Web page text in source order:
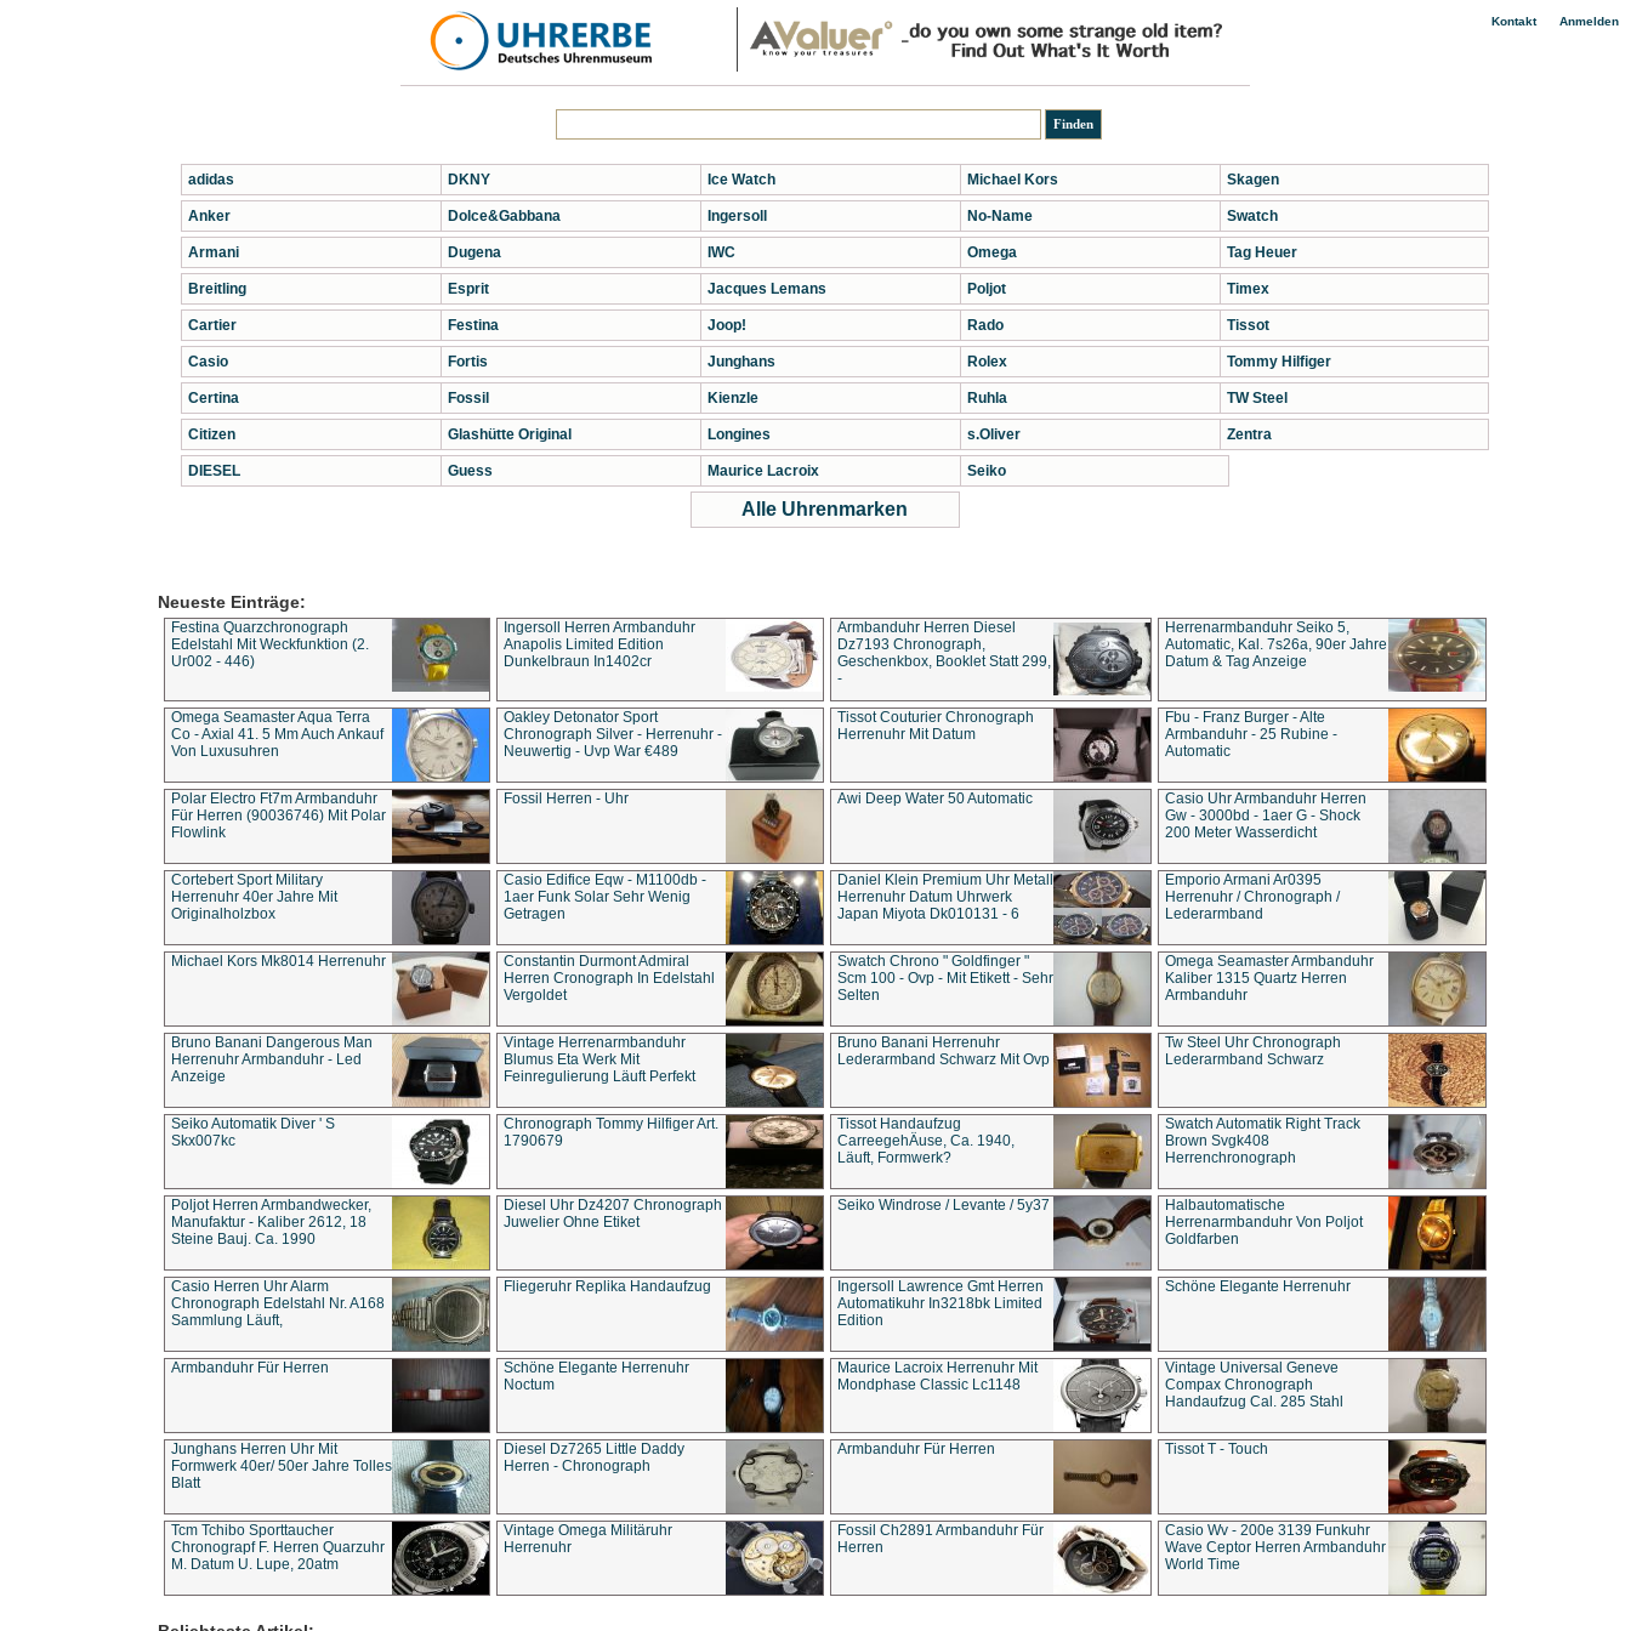
Kontakt| Anmelden
adidas
Anker
Armani
Breitling
Cartier
Casio
Certina
Citizen
DIESEL
DKNY
Dolce&Gabbana
Dugena
Esprit
Festina
Fortis
Fossil
Glashütte Original
Guess
Ice Watch
Ingersoll
IWC
Jacques Lemans
Joop!
Junghans
Kienzle
Longines
Maurice Lacroix
Michael Kors
No-Name
Omega
Poljot
Rado
Rolex
Ruhla
s.Oliver
Seiko
Skagen
Swatch
Tag Heuer
Timex
Tissot
Tommy Hilfiger
TW Steel
Zentra
Alle Uhrenmarken
Neueste Einträge:
Festina Quarzchronograph
Edelstahl Mit Weckfunktion (2.
Ur002 - 446)
Ingersoll Herren Armbanduhr
Anapolis Limited Edition
Dunkelbraun In1402cr
Armbanduhr Herren Diesel
Dz7193 Chro­no­graph,
Geschenkbox, Booklet Statt 299,
-
Herrenarmbanduhr Seiko 5,
Automatic, Kal. 7s26a, 90er Jahre
Datum & Tag Anzeige
Omega Seamaster Aqua Terra
Co - Axial 41. 5 Mm Auch Ankauf
Von Luxusuhren
Oakley Detonator Sport
Chronograph Silver - Herrenuhr -
Neuwertig - Uvp War €489
Tissot Couturier Chronograph
Herrenuhr Mit Datum
Fbu - Franz Burger - Alte
Armbanduhr - 25 Rubine -
Automatic
Polar Electro Ft7m Armbanduhr
Für Herren (90036746) Mit Polar
Flowlink
Fossil Herren - Uhr Awi Deep Water 50 Automatic
Casio Uhr Armbanduhr Herren
Gw - 3000bd - 1aer G - Shock
200 Meter Wasserdicht
Cortebert Sport Military
Herrenuhr 40er Jahre Mit
Originalholzbox
Casio Edifice Eqw - M1100db -
1aer Funk Solar Sehr Wenig
Getragen
Daniel Klein Premium Uhr Metall
Herrenuhr Datum Uhrwerk
Japan Miyota Dk010131 - 6
Emporio Armani Ar0395
Herrenuhr / Chronograph /
Lederarmband
Michael Kors Mk8014 Herrenuhr
Constantin Durmont Admiral
Herren Cronograph In Edelstahl
Vergoldet
Swatch Chrono " Goldfinger "
Scm 100 - Ovp - Mit Etikett - Sehr
Selten
Omega Seamaster Armbanduhr
Kaliber 1315 Quartz Herren
Armbanduhr
Bruno Banani Dangerous Man
Herrenuhr Armbanduhr - Led
Anzeige
Vintage Herrenarmbanduhr
Blumus Eta Werk Mit
Feinregulierung Läuft Perfekt
Bruno Banani Herrenuhr
Lederarmband Schwarz Mit Ovp
Tw Steel Uhr Chronograph
Lederarmband Schwarz
Seiko Automatik Diver ' S
Skx007kc
Chronograph Tommy Hilfiger Art.
1790679
Tissot Handaufzug
CarreegehÄuse, Ca. 1940,
Läuft, Formwerk?
Swatch Automatik Right Track
Brown Svgk408
Herrenchronograph
Poljot Herren Armbandwecker,
Manufaktur - Kaliber 2612, 18
Steine Bauj. Ca. 1990
Diesel Uhr Dz4207 Chronograph
Juwelier Ohne Etiket
Seiko Windrose / Levante / 5y37
Halbautomatische
Herrenarmbanduhr Von Poljot
Goldfarben
Casio Herren Uhr Alarm
Chronograph Edelstahl Nr. A168
Sammlung Läuft,
Fliegeruhr Replika Handaufzug
Ingersoll Lawrence Gmt Herren
Automatikuhr In3218bk Limited
Edition
Schöne Elegante Herrenuhr
Armbanduhr Für Herren
Schöne Elegante Herrenuhr
Noctum
Maurice Lacroix Herrenuhr Mit
Mondphase Classic Lc1148
Vintage Universal Geneve
Compax Chronograph
Handaufzug Cal. 285 Stahl
Junghans Herren Uhr Mit
Formwerk 40er/ 50er Jahre Tolles
Blatt
Diesel Dz7265 Little Daddy
Herren - Chronograph
Armbanduhr Für Herren Tissot T - Touch
Tcm Tchibo Sporttaucher
Chronograpf F. Herren Quarzuhr
M. Datum U. Lupe, 20atm
Vintage Omega Militäruhr
Herrenuhr
Fossil Ch2891 Armbanduhr Für
Herren
Casio Wv - 200e 3139 Funkuhr
Wave Ceptor Herren Armbanduhr
World Time